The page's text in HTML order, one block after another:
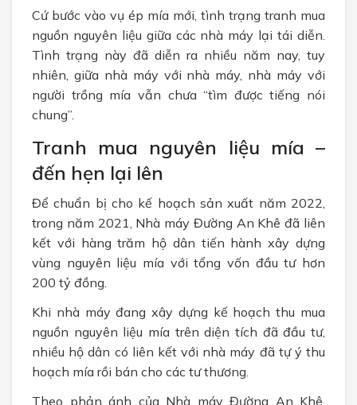
Cứ bước vào vụ ép mía mới, tình trạng tranh mua
nguồn nguyên liệu giữa các nhà máy lại tái diễn.
Tình trạng này đã diễn ra nhiều năm nay, tuy
nhiên, giữa nhà máy với nhà máy, nhà máy với
người trồng mía vẫn chưa “tìm được tiếng nói
chung”.
Tranh mua nguyên liệu mía –
đến hẹn lại lên
Để chuẩn bị cho kế hoạch sản xuất năm 2022,
trong năm 2021, Nhà máy Đường An Khê đã liên
kết với hàng trăm hộ dân tiến hành xây dựng
vùng nguyên liệu mía với tổng vốn đầu tư hơn
200 tỷ đồng.
Khi nhà máy đang xây dựng kế hoạch thu mua
nguồn nguyên liệu mía trên diện tích đã đầu tư,
nhiều hộ dân có liên kết với nhà máy đã tự ý thu
hoạch mía rồi bán cho các tư thương.
Theo phản ánh của Nhà máy Đường An Khê,